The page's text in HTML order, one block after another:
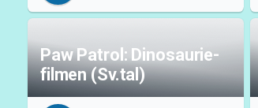
Paw Patrol: Dinosaurie-
filmen (Sv.tal)